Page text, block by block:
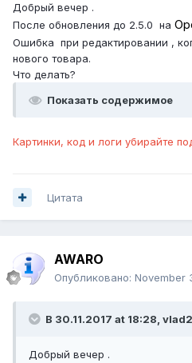
Добрый вечер .
После обновления до 2.5.0 на
Ошибка при редактировании ,
нового товара.
Что делать?
Показать содержимое
Картинки, код и логи убирайте
Цитата
AWARO
Опубликовано: November
В 30.11.2017 at 18:28,
Добрый вечер .